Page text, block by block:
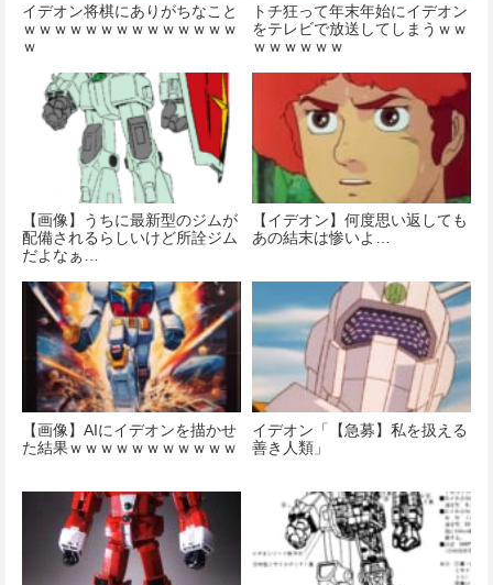
イデオン将棋にありがちなこと
ｗｗｗｗｗｗｗｗｗｗｗｗｗｗ
ｗ
トチ狂って年末年始にイデオン
をテレビで放送してしまうｗｗ
ｗｗｗｗｗｗ
【画像】うちに最新型のジムが
配備されるらしいけど所詮ジム
だよなぁ…
【イデオン】何度思い返しても
あの結末は惨いよ…
【画像】AIにイデオンを描かせ
た結果ｗｗｗｗｗｗｗｗｗｗｗ
イデオン「【急募】私を扱える
善き人類」